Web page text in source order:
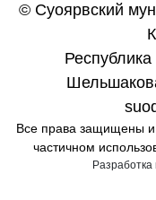
© Суоярвский
Все права защищены
частичном